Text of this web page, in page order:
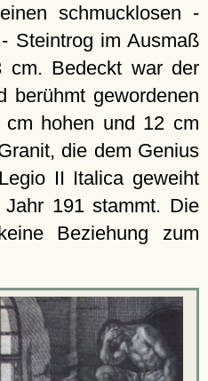
schmucklosen -
Steintrog im Ausmaß
Bedeckt war der
berühmt gewordenen
hohen und 12 cm
die dem Genius
II Italica geweiht
191 stammt. Die
Beziehung zum